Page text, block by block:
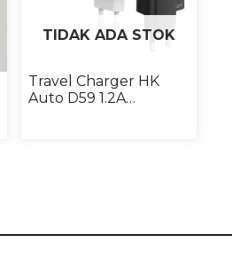
TIDAK ADA STOK
Travel Charger HK
Auto D59 1.2A